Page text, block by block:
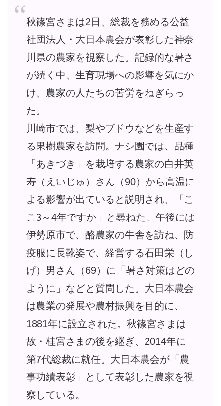
秋篠宮さまは2日、総裁を務める公益
社団法人・大日本農会が表彰した神奈
川県の農家を視察した。記録的な暑さ
が続く中、生育現場への影響を気にか
け、農家の人たちの苦労をねぎらっ
た。
川崎市では、梨やブドウなどを生産す
る果樹農家を訪問。ナシ園では、品種
「あきづき」を栽培する農家の白井英
寿（えいじゅ）さん（90）から高温に
よる影響が出ていると説明され、「こ
こ3～4年ですか」と尋ねた。午後には
伊勢原市で、酪農家の牛舎を訪ね、防
疫服に長靴姿で、経営する石田栄（し
げ）男さん（69）に「暑さ対策はどの
ように」などと質問した。大日本農会
は農業の発展や農村振興を目的に、
1881年に設立された。秋篠宮さまは
故・桂宮さまの後を継ぎ、2014年に
第7代総裁に就任。大日本農会が「農
事功績表彰」として表彰した農家を視
察している。